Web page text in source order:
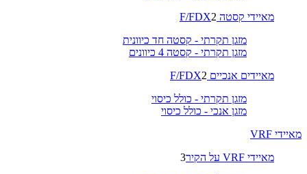
מאיידי קסטה F/FDX 2
מזגן תקרתי - קסטה חד כיוונית
מזגן תקרתי - קסטה 4 כיוונים
מאיידים אנכיים F/FDX 2
מזגן תקרתי - כולל כיסוי
מזגן אנכי - כולל כיסוי
מאיידי VRF
מאיידי VRF על הקיר
3